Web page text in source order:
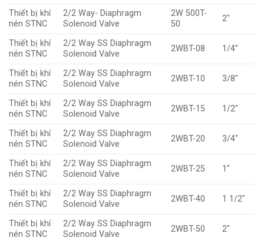
Thiết bị khí
nén STNC
2/2 Way- Diaphragm
Solenoid Valve
2W 500T-
50
2″
Thiết bị khí
nén STNC
2/2 Way SS Diaphragm
Solenoid Valve
2WBT-08 1/4″
Thiết bị khí
nén STNC
2/2 Way SS Diaphragm
Solenoid Valve
2WBT-10 3/8″
Thiết bị khí
nén STNC
2/2 Way SS Diaphragm
Solenoid Valve
2WBT-15 1/2″
Thiết bị khí
nén STNC
2/2 Way SS Diaphragm
Solenoid Valve
2WBT-20 3/4″
Thiết bị khí
nén STNC
2/2 Way SS Diaphragm
Solenoid Valve
2WBT-25 1″
Thiết bị khí
nén STNC
2/2 Way SS Diaphragm
Solenoid Valve
2WBT-40 1 1/2″
Thiết bị khí
nén STNC
2/2 Way SS Diaphragm
Solenoid Valve
2WBT-50 2″